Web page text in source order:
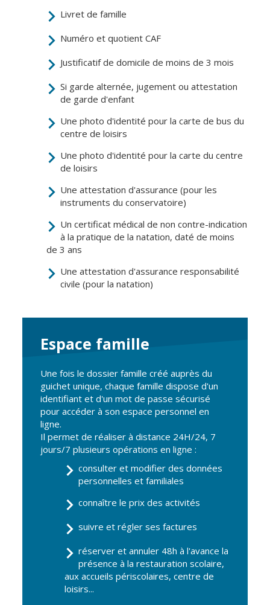
Cadre de vie
Environnement
Propreté et
déchets
Espaces verts
Réglementation
Transports
Tranquillité
publique
Renouvellement
urbain
Travaux
Refuge canin
Marchés
Urbanisme et
logement
Économie et
commerce
Réseau de
chaleur urbain
Vie citoyenne
d'enfants
Conseil citoyen
Livret de famille
Numéro et quotient CAF
Justificatif de domicile de moins de 3 mois
Si garde alternée, jugement ou attestation
de garde d'enfant
Une photo d'identité pour la carte de bus du
centre de loisirs
Une photo d'identité pour la carte du centre
de loisirs
Une attestation d'assurance (pour les
instruments du conservatoire)
Un certificat médical de non contre-indication
à la pratique de la natation, daté de moins
de 3 ans
Une attestation d'assurance responsabilité
civile (pour la natation)
Espace famille
Une fois le dossier famille créé auprès du
guichet unique, chaque famille dispose d'un
identifiant et d'un mot de passe sécurisé
pour accéder à son espace personnel en
ligne.
Il permet de réaliser à distance 24H/24, 7
jours/7 plusieurs opérations en ligne :
consulter et modifier des données
personnelles et familiales
connaître le prix des activités
suivre et régler ses factures
réserver et annuler 48h à l'avance la
présence à la restauration scolaire,
aux accueils périscolaires, centre de
loisirs...